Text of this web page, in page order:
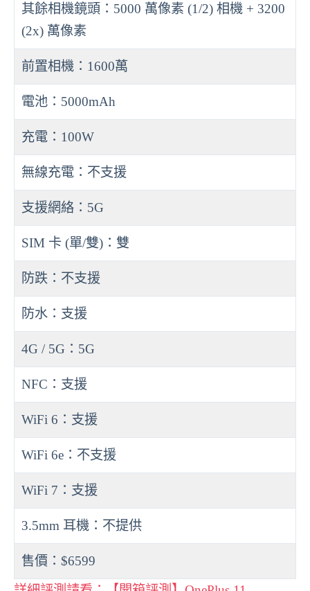
其餘相機鏡頭：5000 萬像素 (1/2) 相機 + 3200
(2x) 萬像素
前置相機：1600萬
電池：5000mAh
充電：100W
無線充電：不支援
支援網絡：5G
SIM 卡 (單/雙)：雙
防跌：不支援
防水：支援
4G / 5G：5G
NFC：支援
WiFi 6：支援
WiFi 6e：不支援
WiFi 7：支援
3.5mm 耳機：不提供
售價：$6599